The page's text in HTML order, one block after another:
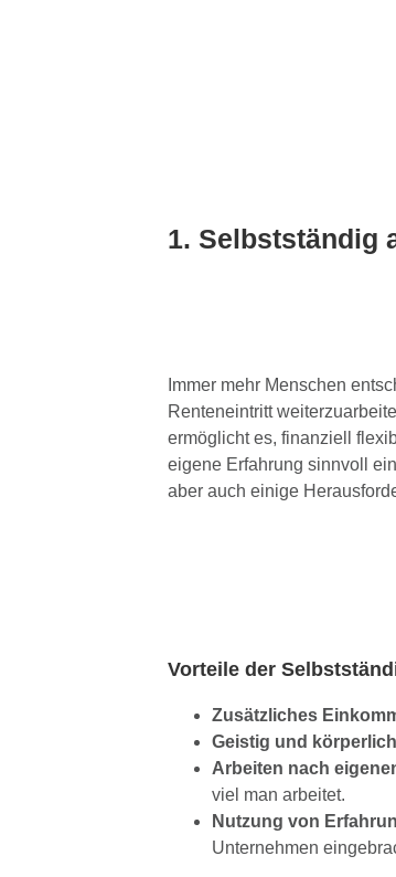
1. Selbstständig
Immer mehr Menschen
Renteneintritt
ermöglicht es, finanziell
eigene Erfahrung sinnvoll
aber auch einige
Vorteile der
Zusätzliches
Geistig und
Arbeiten nach
viel man arbeitet.
Nutzung von
Unternehmen